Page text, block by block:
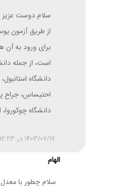
سلام دوست عزیز
از طریق آزمون
برای ورود به آن
است، از جمله
دانشگاه
احتیساس، جراح
دانشگاه چوکوروا،
1403/07/17 در 12:23
الهام